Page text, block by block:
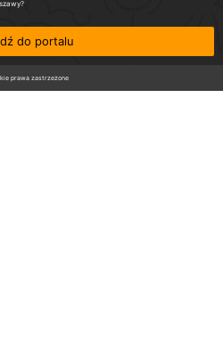
do portalu
prawa zastrzeżone